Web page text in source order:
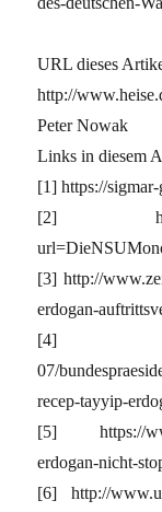
URL dieses
http://
Peter Nowak
Links in diesem
[1] https://
[2] https://
[3] http://
erdogan-
[4] http://
07/
recep-tayyip-
[5] https://
erdogan-nicht-
[6] http://